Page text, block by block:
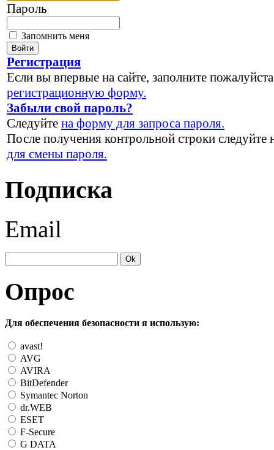
Пароль
Запомнить меня
Регистрация
Если вы впервые на сайте, заполните пожалуйста
регистрационную форму.
Забыли свой пароль?
Следуйте на форму для запроса пароля.
После получения контрольной строки следуйте
для смены пароля.
Подписка
Email
Опрос
Для обеспечения безопасности я использую:
avast!
AVG
AVIRA
BitDefender
Symantec Norton
dr.WEB
ESET
F-Secure
G DATA